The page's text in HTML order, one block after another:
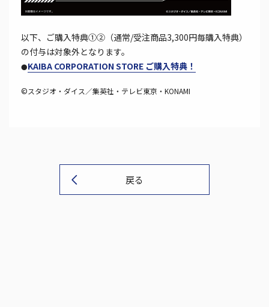
以下、ご購入特典①②（通常/受注商品3,300円毎購入特典）
の付与は対象外となります。
●KAIBA CORPORATION STORE ご購入特典！
©スタジオ・ダイス／集英社・テレビ東京・KONAMI
戻る